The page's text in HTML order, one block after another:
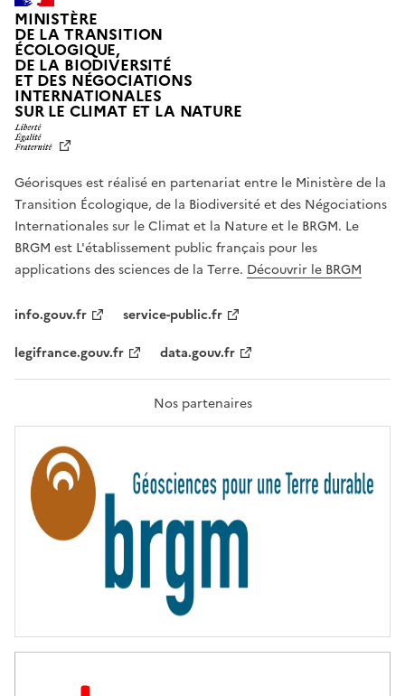
MINISTÈRE
DE LA TRANSITION
ÉCOLOGIQUE,
DE LA BIODIVERSITÉ
ET DES NÉGOCIATIONS
INTERNATIONALES
SUR LE CLIMAT ET LA NATUREL
T
É
,
É
G
A
L
F
A
T
R
T
É
Géorisques est réalisé en partenariat entre le Ministère de la
Transition Écologique, de la Biodiversité et des Négociations
Internationales sur le Climat et la Nature et le BRGM. Le
BRGM est L'établissement public français pour les
applications des sciences de la Terre. Découvrir le BRGM
info.gouv.fr
service-public.fr
legifrance.gouv.fr
data.gouv.fr
Nos partenaires